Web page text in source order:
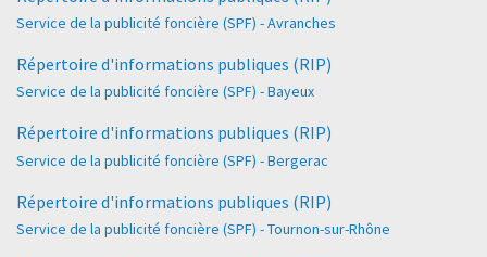
Service de la publicité foncière (SPF) - Avranches
Répertoire d'informations publiques (RIP)
Service de la publicité foncière (SPF) - Bayeux
Répertoire d'informations publiques (RIP)
Service de la publicité foncière (SPF) - Bergerac
Répertoire d'informations publiques (RIP)
Service de la publicité foncière (SPF) - Tournon-sur-Rhône